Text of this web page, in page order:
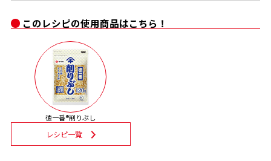
楽チン屋® ストレートつゆ
かつおだしが決め手！簡単茶碗蒸し
このレシピの使用商品はこちら！
徳一番®削りぶし
レシピ一覧